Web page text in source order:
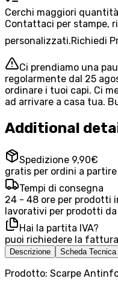
Cerchi maggiori
Contattaci per stampe,
personalizzati.Richiedi
Ci prendiamo una
regolarmente dal 25
ordinare i tuoi capi. Ci
ad arrivare a casa tua.
Additional
Spedizione 9,90€
gratis per ordini a
Tempi di consegna
24 - 48 ore per prodotti
lavorativi per prodotti
Hai la partita IVA?
puoi richiedere la
Descrizione Scheda Tecnica
Prodotto: Scarpe